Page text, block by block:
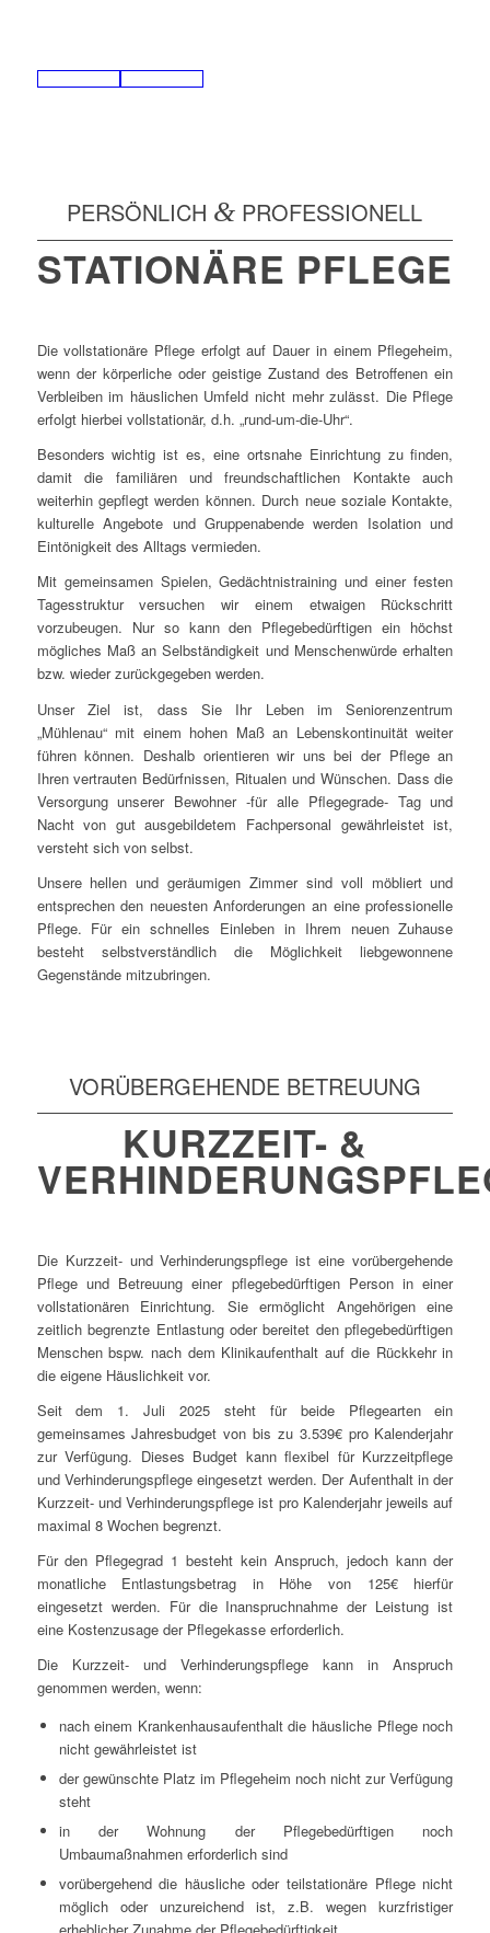
PERSÖNLICH & PROFESSIONELL
STATIONÄRE PFLEGE
Die vollstationäre Pflege erfolgt auf Dauer in einem Pflegeheim,
wenn der körperliche oder geistige Zustand des Betroffenen ein
Verbleiben im häuslichen Umfeld nicht mehr zulässt. Die Pflege
erfolgt hierbei vollstationär, d.h. „rund-um-die-Uhr“.
Besonders wichtig ist es, eine ortsnahe Einrichtung zu finden,
damit die familiären und freundschaftlichen Kontakte auch
weiterhin gepflegt werden können. Durch neue soziale Kontakte,
kulturelle Angebote und Gruppenabende werden Isolation und
Eintönigkeit des Alltags vermieden.
Mit gemeinsamen Spielen, Gedächtnistraining und einer festen
Tagesstruktur versuchen wir einem etwaigen Rückschritt
vorzubeugen. Nur so kann den Pflegebedürftigen ein höchst
mögliches Maß an Selbständigkeit und Menschenwürde erhalten
bzw. wieder zurückgegeben werden.
Unser Ziel ist, dass Sie Ihr Leben im Seniorenzentrum
„Mühlenau“ mit einem hohen Maß an Lebenskontinuität weiter
führen können. Deshalb orientieren wir uns bei der Pflege an
Ihren vertrauten Bedürfnissen, Ritualen und Wünschen. Dass die
Versorgung unserer Bewohner -für alle Pflegegrade- Tag und
Nacht von gut ausgebildetem Fachpersonal gewährleistet ist,
versteht sich von selbst.
Unsere hellen und geräumigen Zimmer sind voll möbliert und
entsprechen den neuesten Anforderungen an eine professionelle
Pflege. Für ein schnelles Einleben in Ihrem neuen Zuhause
besteht selbstverständlich die Möglichkeit liebgewonnene
Gegenstände mitzubringen.
VORÜBERGEHENDE BETREUUNG
KURZZEIT- &
Die Kurzzeit- und Verhinderungspflege ist eine vorübergehende
Pflege und Betreuung einer pflegebedürftigen Person in einer
vollstationären Einrichtung. Sie ermöglicht Angehörigen eine
zeitlich begrenzte Entlastung oder bereitet den pflegebedürftigen
Menschen bspw. nach dem Klinikaufenthalt auf die Rückkehr in
die eigene Häuslichkeit vor.
Seit dem 1. Juli 2025 steht für beide Pflegearten ein
gemeinsames Jahresbudget von bis zu 3.539€ pro Kalenderjahr
zur Verfügung. Dieses Budget kann flexibel für Kurzzeitpflege
und Verhinderungspflege eingesetzt werden. Der Aufenthalt in der
Kurzzeit- und Verhinderungspflege ist pro Kalenderjahr jeweils auf
maximal 8 Wochen begrenzt.
Für den Pflegegrad 1 besteht kein Anspruch, jedoch kann der
monatliche Entlastungsbetrag in Höhe von 125€ hierfür
eingesetzt werden. Für die Inanspruchnahme der Leistung ist
eine Kostenzusage der Pflegekasse erforderlich.
Die Kurzzeit- und Verhinderungspflege kann in Anspruch
genommen werden, wenn:
nach einem Krankenhausaufenthalt die häusliche Pflege noch
nicht gewährleistet ist
der gewünschte Platz im Pflegeheim noch nicht zur Verfügung
steht
in der Wohnung der Pflegebedürftigen noch
Umbaumaßnahmen erforderlich sind
vorübergehend die häusliche oder teilstationäre Pflege nicht
möglich oder unzureichend ist, z.B. wegen kurzfristiger